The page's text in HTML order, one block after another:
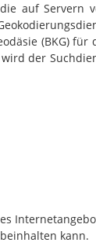
auf Servern
(BKG) für
der
kann.